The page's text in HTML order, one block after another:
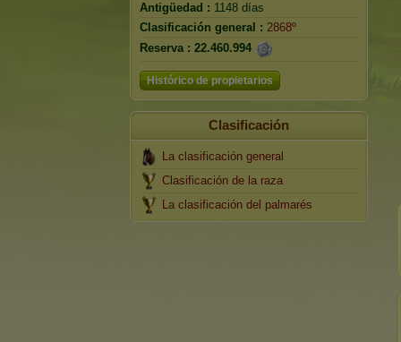
Antigüedad : 1148 días
Clasificación general : 2868º
Reserva : 22.460.994
Histórico de propietarios
Clasificación
La clasificación general
Clasificación de la raza
La clasificación del palmarés